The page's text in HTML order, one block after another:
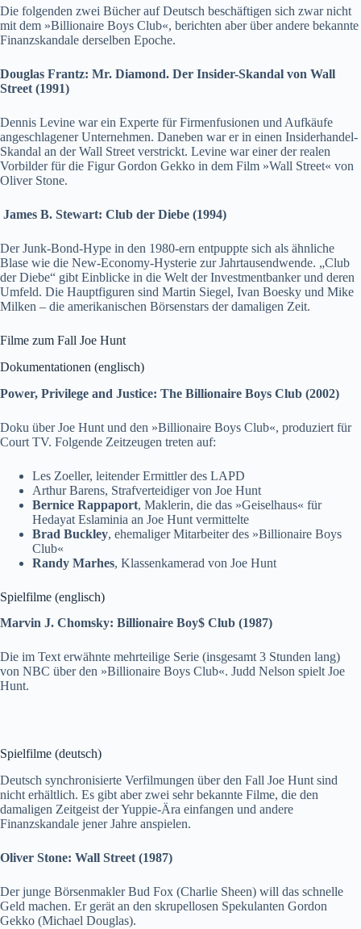
Die folgenden zwei Bücher auf Deutsch beschäftigen sich zwar nicht
mit dem »Billionaire Boys Club«, berichten aber über andere bekannte
Finanzskandale derselben Epoche.
Douglas Frantz: Mr. Diamond. Der Insider-Skandal von Wall
Street (1991)
Dennis Levine war ein Experte für Firmenfusionen und Aufkäufe
angeschlagener Unternehmen. Daneben war er in einen Insiderhandel-
Skandal an der Wall Street verstrickt. Levine war einer der realen
Vorbilder für die Figur Gordon Gekko in dem Film »Wall Street« von
Oliver Stone.
James B. Stewart: Club der Diebe (1994)
Der Junk-Bond-Hype in den 1980-ern entpuppte sich als ähnliche
Blase wie die New-Economy-Hysterie zur Jahrtausendwende. „Club
der Diebe“ gibt Einblicke in die Welt der Investmentbanker und deren
Umfeld. Die Hauptfiguren sind Martin Siegel, Ivan Boesky und Mike
Milken – die amerikanischen Börsenstars der damaligen Zeit.
Filme zum Fall Joe Hunt
Dokumentationen (englisch)
Power, Privilege and Justice: The Billionaire Boys Club (2002)
Doku über Joe Hunt und den »Billionaire Boys Club«, produziert für
Court TV. Folgende Zeitzeugen treten auf:
Les Zoeller, leitender Ermittler des LAPD
Arthur Barens, Strafverteidiger von Joe Hunt
Bernice Rappaport, Maklerin, die das »Geiselhaus« für
Hedayat Eslaminia an Joe Hunt vermittelte
Brad Buckley, ehemaliger Mitarbeiter des »Billionaire Boys
Club«
Randy Marhes, Klassenkamerad von Joe Hunt
Spielfilme (englisch)
Marvin J. Chomsky: Billionaire Boy$ Club (1987)
Die im Text erwähnte mehrteilige Serie (insgesamt 3 Stunden lang)
von NBC über den »Billionaire Boys Club«. Judd Nelson spielt Joe
Hunt.
Spielfilme (deutsch)
Deutsch synchronisierte Verfilmungen über den Fall Joe Hunt sind
nicht erhältlich. Es gibt aber zwei sehr bekannte Filme, die den
damaligen Zeitgeist der Yuppie-Ära einfangen und andere
Finanzskandale jener Jahre anspielen.
Oliver Stone: Wall Street (1987)
Der junge Börsenmakler Bud Fox (Charlie Sheen) will das schnelle
Geld machen. Er gerät an den skrupellosen Spekulanten Gordon
Gekko (Michael Douglas).